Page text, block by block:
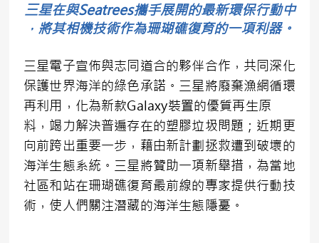
三星在與Seatrees攜手展開的最新環保行動中
，將其相機技術作為珊瑚礁復育的一項利器。
三星電子宣佈與志同道合的夥伴合作，共同深化
保護世界海洋的綠色承諾。三星將廢棄漁網循環
再利用，化為新款Galaxy裝置的優質再生原
料，竭力解決普遍存在的塑膠垃圾問題；近期更
向前跨出重要一步，藉由新計劃拯救遭到破壞的
海洋生態系統。三星將贊助一項新舉措，為當地
社區和站在珊瑚礁復育最前線的專家提供行動技
術，使人們關注潛藏的海洋生態隱憂。